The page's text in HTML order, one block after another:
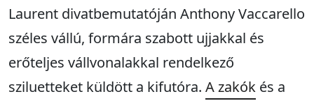
Laurent divatbemutatóján Anthony Vaccarello
széles vállú, formára szabott ujjakkal és
erőteljes vállvonalakkal rendelkező
sziluetteket küldött a kifutóra. A zakók és a